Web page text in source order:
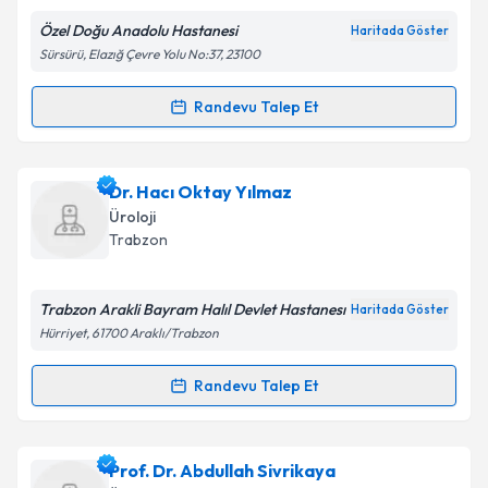
Kişisel verilerimin işlenmesine ilişkin
Aydınlatma
Metni'ni okudum ve kişisel verilerimin belirtilen
kapsamda işlenmesini kabul ediyorum.
Özel Doğu Anadolu Hastanesi Haritada Göster
Sürsürü, Elazığ Çevre Yolu No:37, 23100
Randevu Talep Et
Randevu Takvimi Talebi
Op. Dr. Veysel Yüzgeçiçin randevu takvimi talebi
oluşturun. Size bu uzmandan randevu almanız için bir
takvim hazırlandığında e-posta ile bilgilendireceğiz.
Kişisel verilerimin işlenmesine ilişkin
Metni'ni okudum ve kişisel verilerimin belirtilen
Dr. Hacı Oktay Yılmaz
Üroloji
Trabzon
Trabzon Arakli Bayram Halıl Devlet Hastanesı Haritada Göster
Hürriyet, 61700 Araklı/Trabzon
Randevu Talep Et
Randevu Takvimi Talebi
Dr. Hacı Oktay Yılmaziçin randevu takvimi talebi
Prof. Dr. Abdullah Sivrikaya